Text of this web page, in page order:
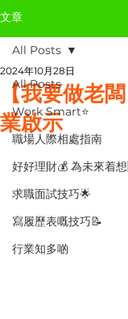
文章
All Posts
Work Smart⭐️
職場人際相處指南
好好理財💰 為未來着
求職面試技巧🌟
寫履歷表嘅技巧📝
行業知多啲
All Posts
【我要做老
業啟示
2024年10月28日